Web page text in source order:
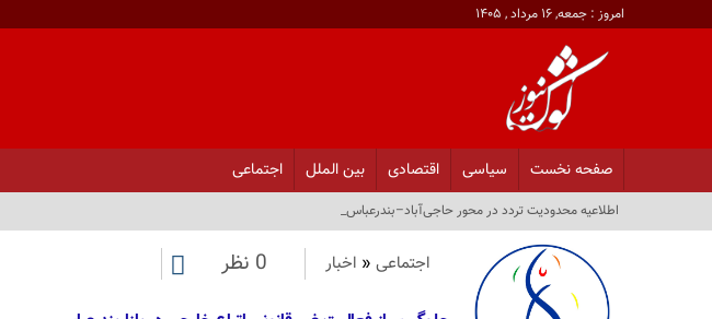
امروز : جمعه, ۱۶ مرداد , ۱۴۰۵
صفحه نخست سیاسی اقتصادی بین الملل اجتماعی
اطلاعیه محدودیت تردد در محور حاجی‌آباد–بندرعباس_
اجتماعی « اخبار 0 نظر